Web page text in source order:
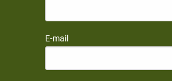
E-mail